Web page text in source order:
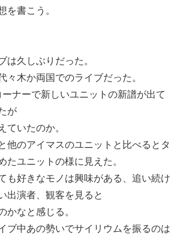
を書こう。
は久しぶりだった。
々木か両国でのライブだった。
ナーで新しいユニットの新譜が出て
が
ていたのか。
他のアイマスのユニットと比べるとタ
たユニットの様に見えた。
も好きなモノは興味がある、追い続け
出演者、観客を見ると
かなと感じる。
ブ中あの勢いでサイリウムを振るのは